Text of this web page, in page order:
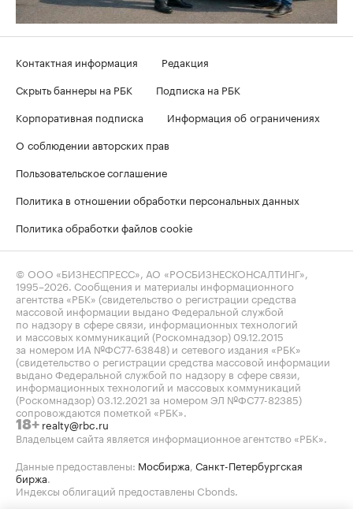
Контактная информация
Редакция
Скрыть баннеры на РБК
Подписка на РБК
Корпоративная подписка
Информация об ограничениях
О соблюдении авторских прав
Пользовательское соглашение
Политика в отношении обработки персональных данных
Политика обработки файлов cookie
© ООО «БИЗНЕСПРЕСС», АО «РОСБИЗНЕСКОНСАЛТИНГ»,
1995–2026. Сообщения и материалы информационного
агентства «РБК» (свидетельство о регистрации средства
массовой информации выдано Федеральной службой
по надзору в сфере связи, информационных технологий
и массовых коммуникаций (Роскомнадзор) 09.12.2015
за номером ИА №ФС77-63848) и сетевого издания «РБК»
(свидетельство о регистрации средства массовой информации
выдано Федеральной службой по надзору в сфере связи,
информационных технологий и массовых коммуникаций
(Роскомнадзор) 03.12.2021 за номером ЭЛ №ФС77-82385)
сопровождаются пометкой «РБК».
18+ realty@rbc.ru
Владельцем сайта является информационное агентство «РБК».
Данные предоставлены: Мосбиржа, Санкт-Петербургская
биржа.
Индексы облигаций предоставлены Cbonds.